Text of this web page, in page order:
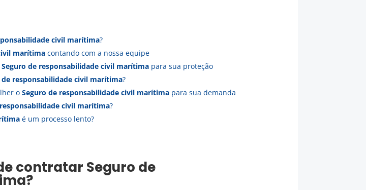
civil marítima?
marítimacontando com a nossa equipe
Seguro de responsabilidade civil marítimapara sua proteção
de responsabilidade civil marítima?
o Seguro de responsabilidade civil marítimapara sua demanda
civil marítima?
é um processo lento?
contratar Seguro de
?